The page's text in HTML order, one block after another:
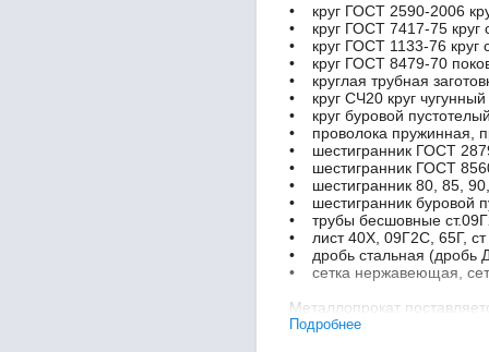
• круг ГОСТ 2590-2006
• круг ГОСТ 7417-75 круг
• круг ГОСТ 1133-76 круг
• круг ГОСТ 8479-70
• круглая трубная
• круг СЧ20 круг
• круг буровой
• проволока пружинная,
• шестигранник ГОСТ
• шестигранник ГОСТ
• шестигранник 80, 85,
• шестигранник буровой
• трубы бесшовные
• лист 40Х, 09Г2С, 65Г,
• дробь стальная (дробь
• сетка нержавеющая,
Металлопрокат
09Г2С, 40Х, 30ХГСА,
Подробнее